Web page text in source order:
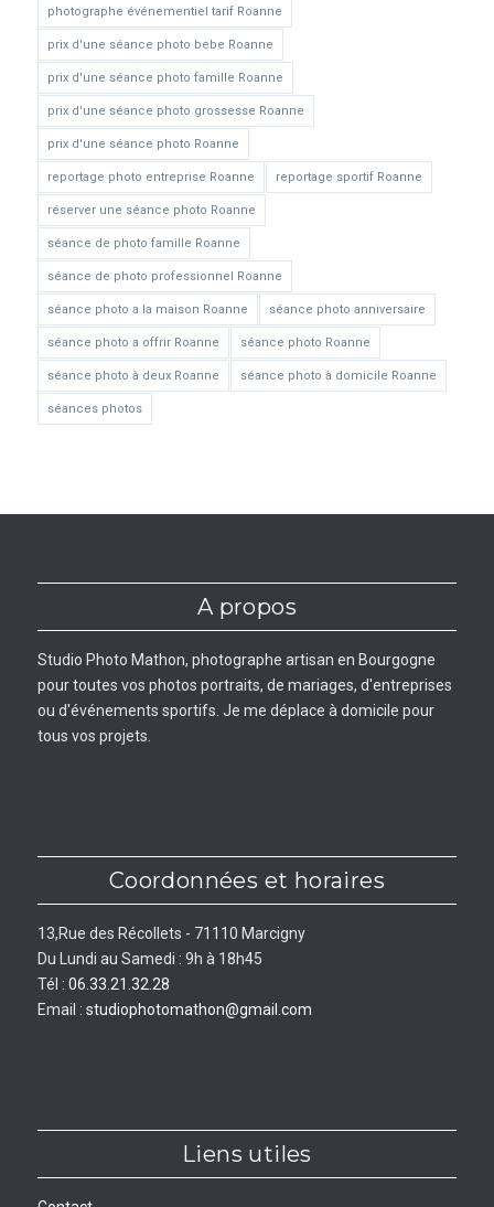
photographe événementiel tarif Roanne
prix d'une séance photo bebe Roanne
prix d'une séance photo famille Roanne
prix d'une séance photo grossesse Roanne
prix d'une séance photo Roanne
reportage photo entreprise Roanne reportage sportif Roanne
réserver une séance photo Roanne
séance de photo famille Roanne
séance de photo professionnel Roanne
séance photo a la maison Roanne séance photo anniversaire
séance photo a offrir Roanne séance photo Roanne
séance photo à deux Roanne séance photo à domicile Roanne
séances photos
A propos
Studio Photo Mathon, photographe artisan en Bourgogne
pour toutes vos photos portraits, de mariages, d'entreprises
ou d'événements sportifs. Je me déplace à domicile pour
tous vos projets.
Coordonnées et horaires
13,Rue des Récollets - 71110 Marcigny
Du Lundi au Samedi : 9h à 18h45
Tél : 06.33.21.32.28
Email : studiophotomathon@gmail.com
Liens utiles